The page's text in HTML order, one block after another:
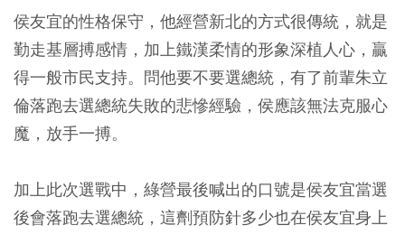
侯友宜的性格保守，他經營新北的方式很傳統，就是
勤走基層搏感情，加上鐵漢柔情的形象深植人心，贏
得一般市民支持。問他要不要選總統，有了前輩朱立
倫落跑去選總統失敗的悲慘經驗，侯應該無法克服心
魔，放手一搏。
加上此次選戰中，綠營最後喊出的口號是侯友宜當選
後會落跑去選總統，這劑預防針多少也在侯友宜身上